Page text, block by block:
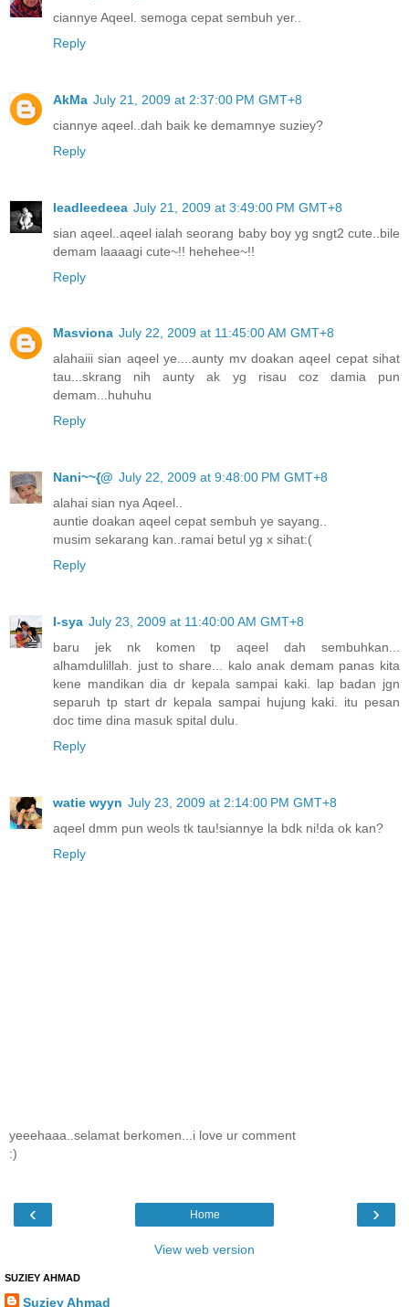
ciannye Aqeel. semoga cepat sembuh yer..
Reply
AkMa July 21, 2009 at 2:37:00 PM GMT+8
ciannye aqeel..dah baik ke demamnye suziey?
Reply
leadleedeea July 21, 2009 at 3:49:00 PM GMT+8
sian aqeel..aqeel ialah seorang baby boy yg sngt2 cute..bile
demam laaaagi cute~!! hehehee~!!
Reply
Masviona July 22, 2009 at 11:45:00 AM GMT+8
alahaiii sian aqeel ye....aunty mv doakan aqeel cepat sihat
tau...skrang nih aunty ak yg risau coz damia pun
demam...huhuhu
Reply
Nani~~{@ July 22, 2009 at 9:48:00 PM GMT+8
alahai sian nya Aqeel..
auntie doakan aqeel cepat sembuh ye sayang..
musim sekarang kan..ramai betul yg x sihat:(
Reply
I-sya July 23, 2009 at 11:40:00 AM GMT+8
baru jek nk komen tp aqeel dah sembuhkan...
alhamdulillah. just to share... kalo anak demam panas kita
kene mandikan dia dr kepala sampai kaki. lap badan jgn
separuh tp start dr kepala sampai hujung kaki. itu pesan
doc time dina masuk spital dulu.
Reply
watie wyyn July 23, 2009 at 2:14:00 PM GMT+8
aqeel dmm pun weols tk tau!siannye la bdk ni!da ok kan?
Reply
yeeehaaa..selamat berkomen...i love ur comment
:)
‹ ›
Home
View web version
SUZIEY AHMAD
Suziey Ahmad